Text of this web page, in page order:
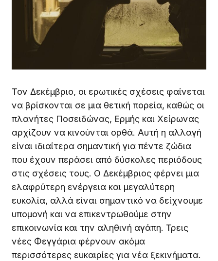
Τον Δεκέμβριο, οι ερωτικές σχέσεις φαίνεται
να βρίσκονται σε μια θετική πορεία, καθώς οι
πλανήτες Ποσειδώνας, Ερμής και Χείρωνας
αρχίζουν να κινούνται ορθά. Αυτή η αλλαγή
είναι ιδιαίτερα σημαντική για πέντε ζώδια
που έχουν περάσει από δύσκολες περιόδους
στις σχέσεις τους. Ο Δεκέμβριος φέρνει μια
ελαφρύτερη ενέργεια και μεγαλύτερη
ευκολία, αλλά είναι σημαντικό να δείχνουμε
υπομονή και να επικεντρωθούμε στην
επικοινωνία και την αληθινή αγάπη. Τρεις
νέες Φεγγάρια φέρνουν ακόμα
περισσότερες ευκαιρίες για νέα ξεκινήματα.